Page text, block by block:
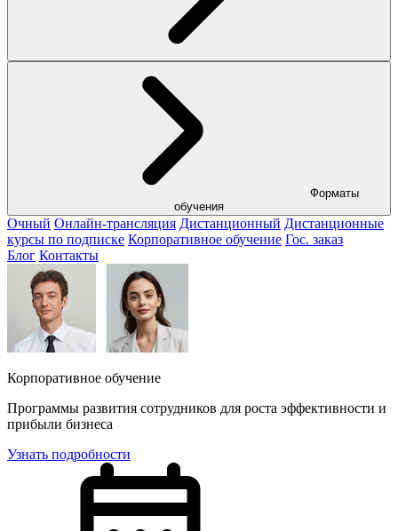
обучения
Очный Онлайн-трансляция Дистанционный Дистанционные
курсы по подписке Корпоративное обучение Гос. заказ
Блог Контакты
Корпоративное обучение
Программы развития сотрудников для роста эффективности и
прибыли бизнеса
Узнать подробности